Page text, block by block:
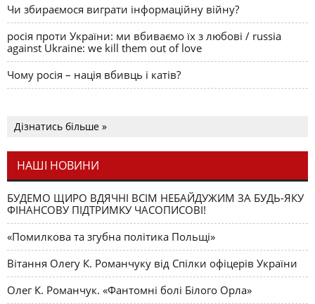
Чи збираємося виграти інформаційну війну?
росія проти України: ми вбиваємо їх з любові / russia
against Ukraine: we kill them out of love
Чому росія – нація вбивць і катів?
Дізнатись більше »
НАШІ НОВИНИ
БУДЕМО ЩИРО ВДЯЧНІ ВСІМ НЕБАЙДУЖИМ ЗА БУДЬ-ЯКУ
ФІНАНСОВУ ПІДТРИМКУ ЧАСОПИСОВІ!
«Помилкова та згубна політика Польщі»
Вітання Олегу К. Романчуку від Спілки офіцерів України
Олег К. Романчук. «Фантомні болі Білого Орла»